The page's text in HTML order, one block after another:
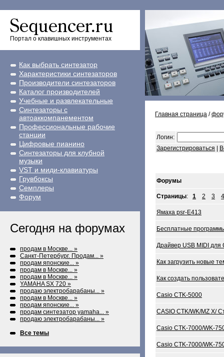
Портал о клавишных инструментах
Как выбрать синтезатор
Характеристики синтезаторов
Производители синтезаторов
Каталог производителей
Учебные и развлекательные
Синтезаторы с
автоаккомпанементом
Профессиональные рабочие
станции
Цифровые пианино
Синтезаторы для клубной
музыки
VST и миди-клавиатуры
Грувбоксы
Семплеры
Форум
Сегодня на форумах
продам в Москве... »
Санкт-Петербург. Продам... »
продам японские... »
продам в Москве... »
продам в Москве... »
YAMAHA SX 720 »
продаю электробарабаны... »
продам в Москве... »
продам японские... »
продам синтезатор yamaha... »
продаю электробарабаны... »
Все темы
Главная страница /
Логин:
Зарегистрироваться
Форумы
Страницы: 1 2 3 4
Ямаха psr-E413
Бесплатные
Драйвер USB MIDI для
Как загрузить новые
Как создать
Casio CTK-5000
CASIO CTK/WK/MZ X/
Casio CTK-7000/WK-
Casio CTK-7000/WK-